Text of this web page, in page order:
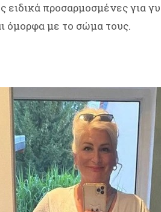
ειδικά προσαρμοσμένες για
όμορφα με το σώμα τους.